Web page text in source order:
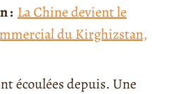
: La Chine devient le
du Kirghizstan,
écoulées depuis. Une